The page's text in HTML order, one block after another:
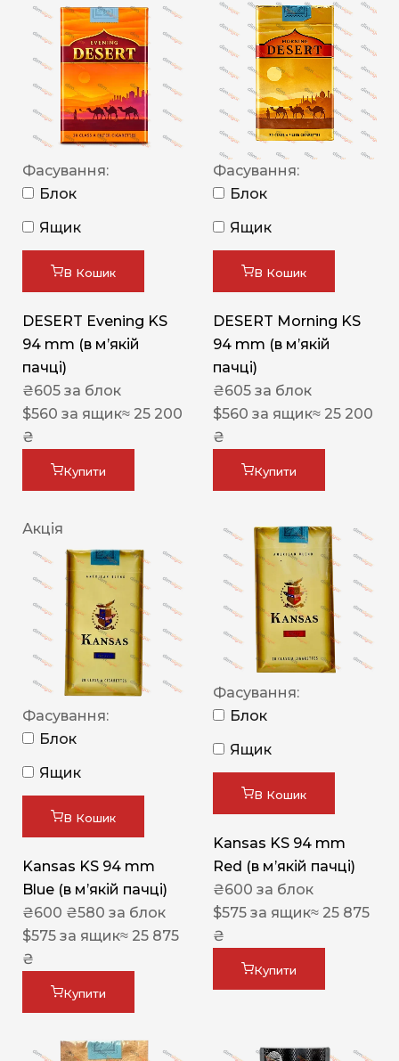
Фасування:
Блок
Ящик
В Кошик
DESERT Evening KS
94 mm (в мʼякій
пачці)
₴605 за блок
$560 за ящик≈ 25 200
₴
Купити
Фасування:
Блок
Ящик
В Кошик
DESERT Morning KS
94 mm (в мʼякій
пачці)
₴605 за блок
$560 за ящик≈ 25 200
₴
Купити
Акція
Фасування:
Блок
Ящик
В Кошик
Kansas KS 94 mm
Blue (в мʼякій пачці)
₴600 ₴580 за блок
$575 за ящик≈ 25 875
₴
Купити
Фасування:
Блок
Ящик
В Кошик
Kansas KS 94 mm
Red (в мʼякій пачці)
₴600 за блок
$575 за ящик≈ 25 875
₴
Купити